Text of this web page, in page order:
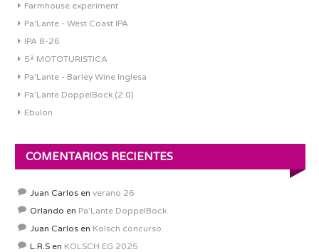
Farmhouse experiment
Pa'Lante - West Coast IPA
IPA 8-26
5ª MOTOTURISTICA
Pa'Lante - Barley Wine Inglesa
Pa’Lante DoppelBock (2.0)
Ebulon
COMENTARIOS RECIENTES
Juan Carlos en verano 26
Orlando en Pa’Lante DoppelBock
Juan Carlos en Kolsch concurso
L.R.S en KOLSCH EG 2025